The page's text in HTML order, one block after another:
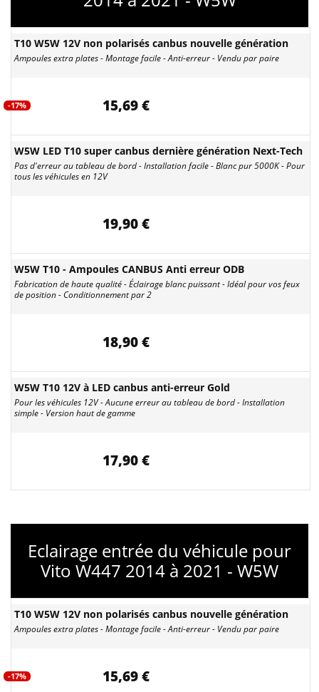
T10 W5W 12V non polarisés canbus nouvelle génération
Ampoules extra plates - Montage facile - Anti-erreur - Vendu par paire
-17% 15,69 €
W5W LED T10 super canbus dernière génération Next-Tech
Pas d'erreur au tableau de bord - Installation facile - Blanc pur 5000K - Pour
tous les véhicules en 12V
19,90 €
W5W T10 - Ampoules CANBUS Anti erreur ODB
Fabrication de haute qualité - Éclairage blanc puissant - Idéal pour vos feux
de position - Conditionnement par 2
18,90 €
W5W T10 12V à LED canbus anti-erreur Gold
Pour les véhicules 12V - Aucune erreur au tableau de bord - Installation
simple - Version haut de gamme
17,90 €
Eclairage entrée du véhicule pour
Vito W447 2014 à 2021 - W5W
T10 W5W 12V non polarisés canbus nouvelle génération
Ampoules extra plates - Montage facile - Anti-erreur - Vendu par paire
-17% 15,69 €